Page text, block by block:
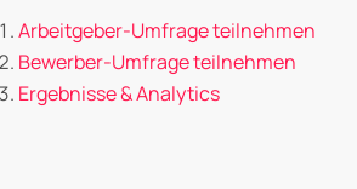
Arbeitgeber-Umfrage teilnehmen
Bewerber-Umfrage teilnehmen
Ergebnisse & Analytics